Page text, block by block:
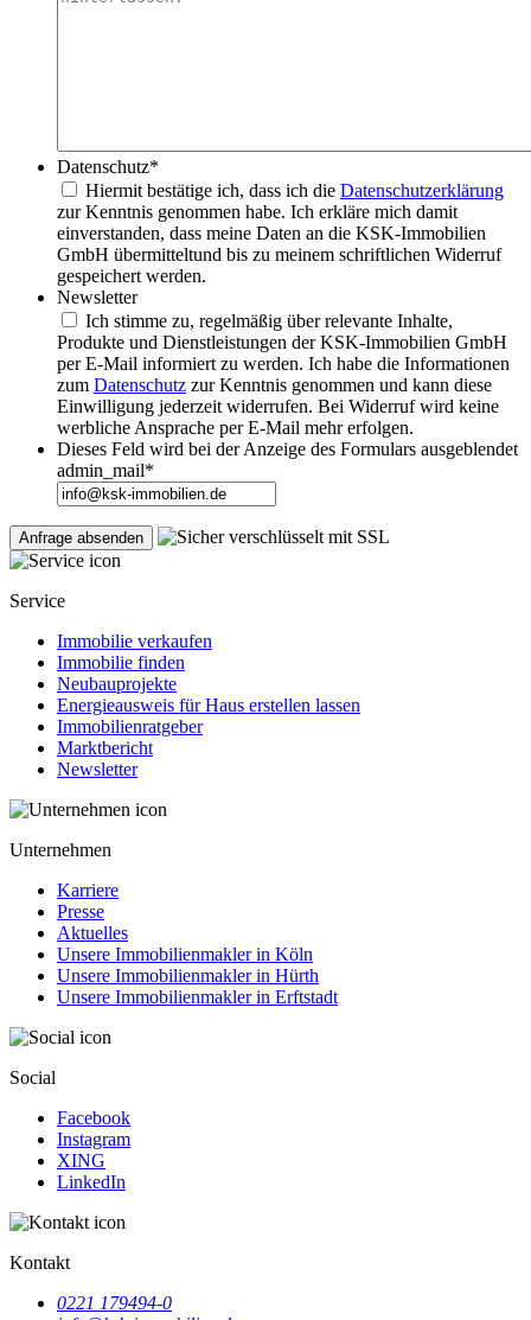
Datenschutz*
Hiermit bestätige ich, dass ich die Datenschutzerklärung
zur Kenntnis genommen habe. Ich erkläre mich damit
einverstanden, dass meine Daten an die KSK-Immobilien
GmbH übermitteltund bis zu meinem schriftlichen Widerruf
gespeichert werden.
Newsletter
Ich stimme zu, regelmäßig über relevante Inhalte,
Produkte und Dienstleistungen der KSK-Immobilien GmbH
per E-Mail informiert zu werden. Ich habe die Informationen
zum Datenschutz zur Kenntnis genommen und kann diese
Einwilligung jederzeit widerrufen. Bei Widerruf wird keine
werbliche Ansprache per E-Mail mehr erfolgen.
Dieses Feld wird bei der Anzeige des Formulars ausgeblendet
admin_mail*
Service
Immobilie verkaufen
Immobilie finden
Neubauprojekte
Energieausweis für Haus erstellen lassen
Immobilienratgeber
Marktbericht
Newsletter
Unternehmen
Karriere
Presse
Aktuelles
Unsere Immobilienmakler in Köln
Unsere Immobilienmakler in Hürth
Unsere Immobilienmakler in Erftstadt
Social
Facebook
Instagram
XING
LinkedIn
Kontakt
0221 179494-0